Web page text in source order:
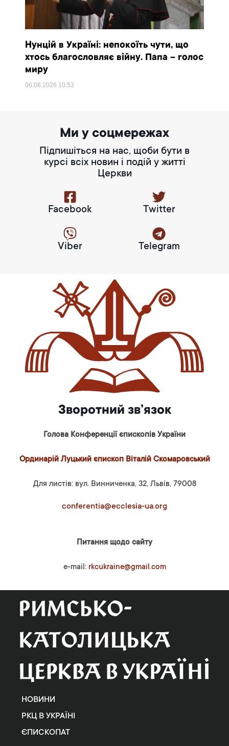
Нунцій в Україні: непокоїть чути, що
хтось благословляє війну. Папа – голос
миру
06.08.2026 10:53
Ми у соцмережах
Підпишіться на нас, щоби бути в
курсі всіх новин і подій у житті
Церкви
Facebook Twitter
Viber Telegram
Зворотний зв’язок
Голова Конференції єпископів України
Ординарій Луцький єпископ Віталій Скомаровський
Для листів: вул. Винниченка, 32, Львів, 79008
conferentia@ecclesia-ua.org
Питання щодо сайту
e-mail: rkcukraine@gmail.com
НОВИНИ
РКЦ В УКРАЇНІ
ЄПИСКОПАТ